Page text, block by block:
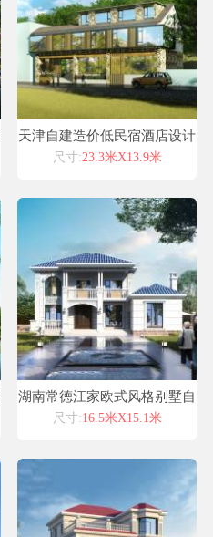
天津自建造价低民宿酒店设计
图纸案例
尺寸:23.3米X13.9米
湖南常德江家欧式风格别墅自
建房设计图纸喜天下建筑设计
尺寸:16.5米X15.1米